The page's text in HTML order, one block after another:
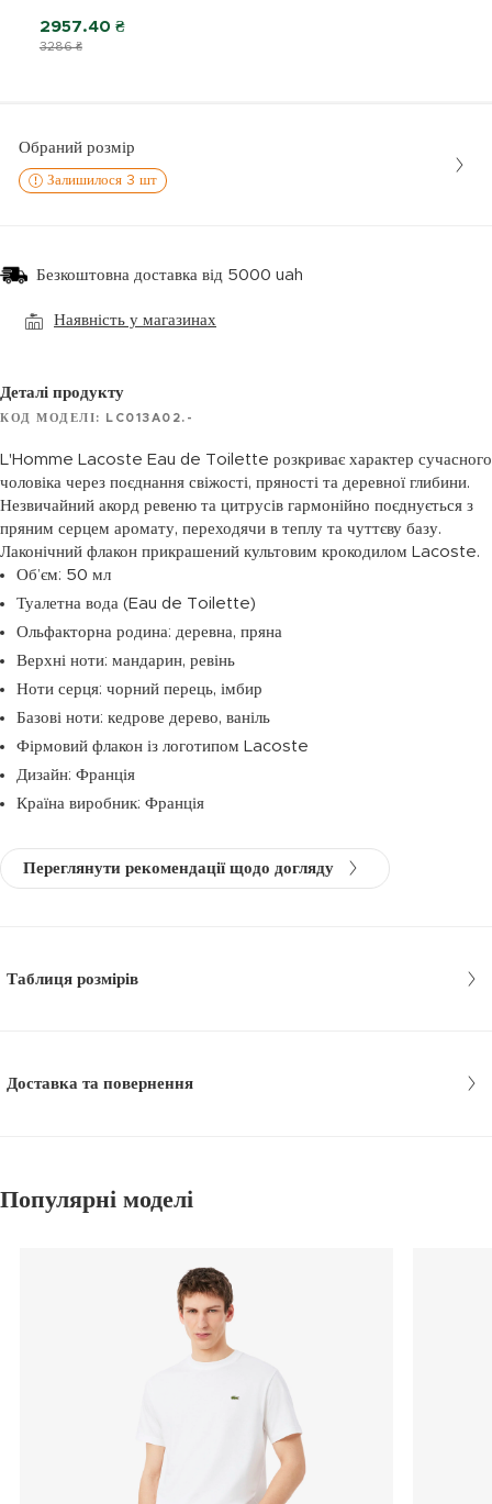
3286 ₴
2957.40 ₴
Обраний розмір
Залишилося 3 шт
Безкоштовна доставка від 5000 uah
Наявність у магазинах
Деталі продукту
КОД МОДЕЛІ: LC013A02.-
L'Homme Lacoste Eau de Toilette розкриває характер сучасного
чоловіка через поєднання свіжості, пряності та деревної глибини.
Незвичайний акорд ревеню та цитрусів гармонійно поєднується з
пряним серцем аромату, переходячи в теплу та чуттєву базу.
Лаконічний флакон прикрашений культовим крокодилом Lacoste.
Об’єм: 50 мл
Туалетна вода (Eau de Toilette)
Ольфакторна родина: деревна, пряна
Верхні ноти: мандарин, ревінь
Ноти серця: чорний перець, імбир
Базові ноти: кедрове дерево, ваніль
Фірмовий флакон із логотипом Lacoste
Дизайн: Франція
Країна виробник: Франція
Переглянути рекомендації щодо догляду
Таблиця розмірів
Доставка та повернення
Популярні моделі